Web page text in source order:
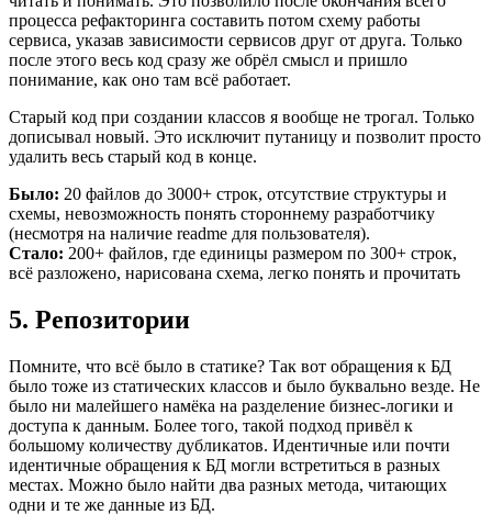
процесса рефакторинга составить потом схему работы
сервиса, указав зависимости сервисов друг от друга. Только
после этого весь код сразу же обрёл смысл и пришло
понимание, как оно там всё работает.
Старый код при создании классов я вообще не трогал. Только
дописывал новый. Это исключит путаницу и позволит просто
удалить весь старый код в конце.
Было: 20 файлов до 3000+ строк, отсутствие структуры и
схемы, невозможность понять стороннему разработчику
(несмотря на наличие readme для пользователя).
Стало: 200+ файлов, где единицы размером по 300+ строк,
всё разложено, нарисована схема, легко понять и прочитать
5. Репозитории
Помните, что всё было в статике? Так вот обращения к БД
было тоже из статических классов и было буквально везде. Не
было ни малейшего намёка на разделение бизнес-логики и
доступа к данным. Более того, такой подход привёл к
большому количеству дубликатов. Идентичные или почти
идентичные обращения к БД могли встретиться в разных
местах. Можно было найти два разных метода, читающих
одни и те же данные из БД.